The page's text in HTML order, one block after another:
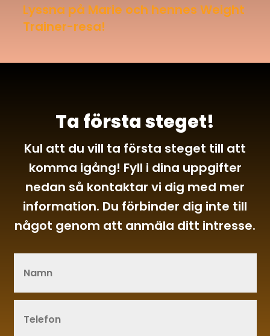
Lyssna på Marie och hennes Weight
Trainer-resa!
Ta första steget!
Kul att du vill ta första steget till att
komma igång! Fyll i dina uppgifter
nedan så kontaktar vi dig med mer
information. Du förbinder dig inte till
något genom att anmäla ditt intresse.